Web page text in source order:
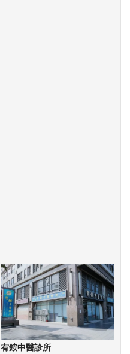
宥銨中醫診所